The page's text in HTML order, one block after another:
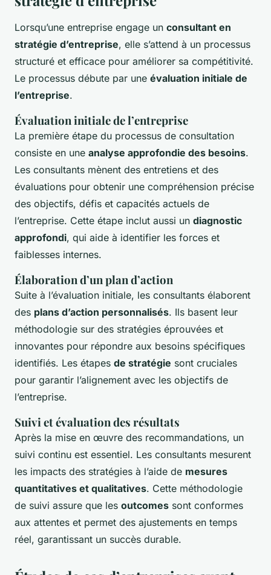
Lorsqu’une entreprise engage un consultant en
stratégie d’entreprise, elle s’attend à un processus
structuré et efficace pour améliorer sa compétitivité.
Le processus débute par une évaluation initiale de
l’entreprise.
Évaluation initiale de l’entreprise
La première étape du processus de consultation
consiste en une analyse approfondie des besoins.
Les consultants mènent des entretiens et des
évaluations pour obtenir une compréhension précise
des objectifs, défis et capacités actuels de
l’entreprise. Cette étape inclut aussi un diagnostic
approfondi, qui aide à identifier les forces et
faiblesses internes.
Élaboration d’un plan d’action
Suite à l’évaluation initiale, les consultants élaborent
des plans d’action personnalisés. Ils basent leur
méthodologie sur des stratégies éprouvées et
innovantes pour répondre aux besoins spécifiques
identifiés. Les étapes de stratégie sont cruciales
pour garantir l’alignement avec les objectifs de
l’entreprise.
Suivi et évaluation des résultats
Après la mise en œuvre des recommandations, un
suivi continu est essentiel. Les consultants mesurent
les impacts des stratégies à l’aide de mesures
quantitatives et qualitatives. Cette méthodologie
de suivi assure que les outcomes sont conformes
aux attentes et permet des ajustements en temps
réel, garantissant un succès durable.